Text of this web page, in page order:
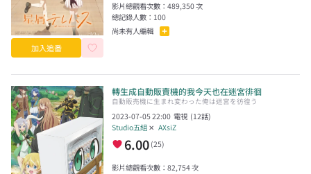
加入追番
影片總觀看次數：489,350次
總記錄人數： 100
尚未有人編輯
轉生成自動販賣機的我今天也在迷宮徘徊
自動販売機に生まれ変わった俺は迷宮を彷徨う
2023-07-05 22:00 電視 (12話)
Studio五組 ✕ AXsiZ
6.00 (25)
影片總觀看次數：82,754次